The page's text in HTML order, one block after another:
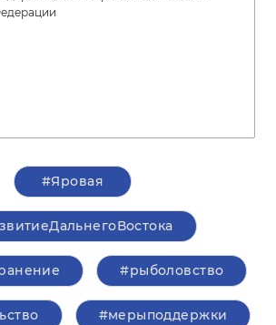
#Яровая
#рыболовство
#мерыподдержки